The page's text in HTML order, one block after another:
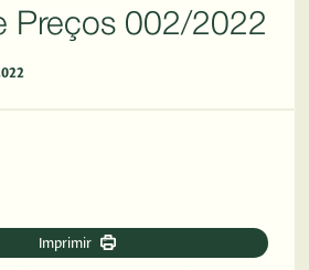
Preços 002/2022
Imprimir